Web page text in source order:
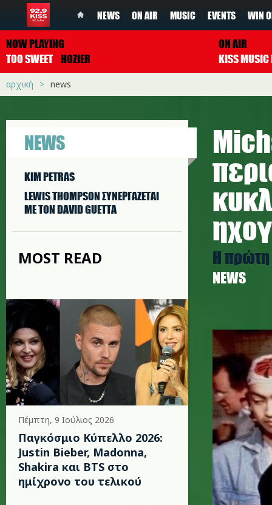
NEWS ON AIR MUSIC EVENTS WIN
NOW PLAYING
TOO SWEET HOZIER
ON AIR
αρχική news
NEWS
KIM PETRAS
LEWIS THOMPSON ΣΥΝΕΡΓAΖΕΤΑΙ
ΜΕ ΤΟΝ DAVID GUETTA
MOST READ
Πέμπτη, 9 Ιούλιος 2026
Παγκόσμιο Κύπελλο 2026:
Justin Bieber, Madonna,
Shakira και BTS στο
ημίχρονο του τελικού
Η
NEWS
m.jpg